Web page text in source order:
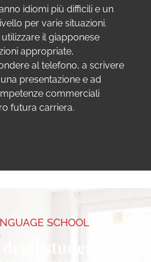
idiomi più difficili e un
per varie situazioni.
il giapponese
appropriate,
al telefono, a scrivere
presentazione e ad
commerciali
futura carriera.
SCHOOL
accademico
SCHOOL
studenti